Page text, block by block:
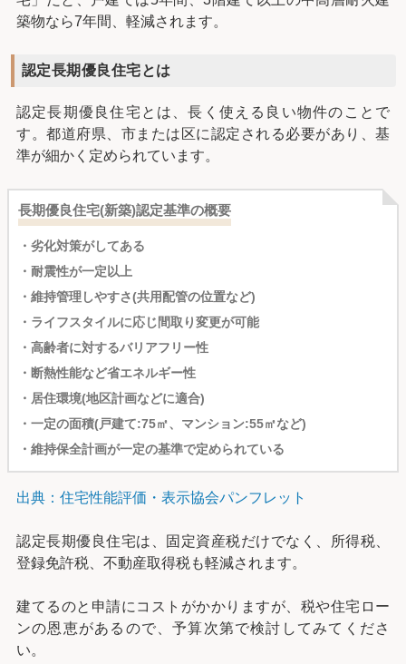
築物なら7年間、軽減されます。
認定長期優良住宅とは
認定長期優良住宅とは、長く使える良い物件のことで
す。都道府県、市または区に認定される必要があり、基
準が細かく定められています。
長期優良住宅(新築)認定基準の概要
・劣化対策がしてある
・耐震性が一定以上
・維持管理しやすさ(共用配管の位置など)
・ライフスタイルに応じ間取り変更が可能
・高齢者に対するバリアフリー性
・断熱性能など省エネルギー性
・居住環境(地区計画などに適合)
・一定の面積(戸建て:75㎡、マンション:55㎡など)
・維持保全計画が一定の基準で定められている
出典：住宅性能評価・表示協会パンフレット
認定長期優良住宅は、固定資産税だけでなく、所得税、
登録免許税、不動産取得税も軽減されます。
建てるのと申請にコストがかかりますが、税や住宅ロー
ンの恩恵があるので、予算次第で検討してみてくださ
い。